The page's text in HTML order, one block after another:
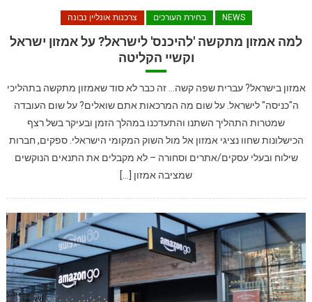
NEWS בחירת העורכים צרכנות אונליין נבונה
למה אמזון מתקשה 'להיכנס' לישראל? על אמזון ישראל
וקשיי הקליטה
אמזון בישראל? עברית שפה קשה… זה כבר לא סוד שאמזון מתקשה בתהליכי
ה"כניסה" לישראל. על שום מה המרכאות אתם שואלים? על שום העובדה
שמטרות התהליך השתנו והתעדכנו במהלך הזמן ובעיקר בשל רצף
הכישלונות שחוו נציגי אמזון אל מול השוק המקומי הישראלי. ספקים, חברות
שילוח ובעלי עסקים/אתרים וסחורה – לא מקבלים את התנאים הנוקשים
שמציבה אמזון […]